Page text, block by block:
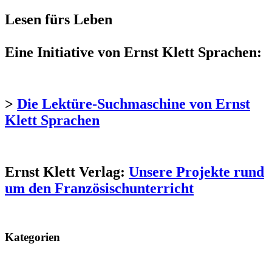
Lesen fürs Leben
Eine Initiative von Ernst Klett Sprachen:
> Die Lektüre-Suchmaschine von Ernst
Klett Sprachen
Ernst Klett Verlag: Unsere Projekte rund
um den Französischunterricht
Kategorien